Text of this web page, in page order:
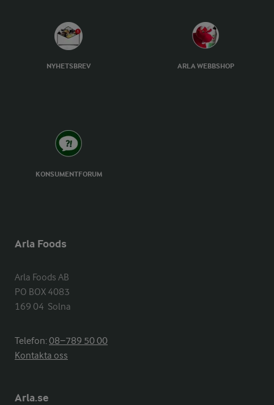
NYHETSBREV ARLA WEBBSHOP
KONSUMENTFORUM
Arla Foods
Arla Foods AB
PO BOX 4083
169 04  Solna
Telefon:08−789 50 00
Kontakta oss
Arla.se